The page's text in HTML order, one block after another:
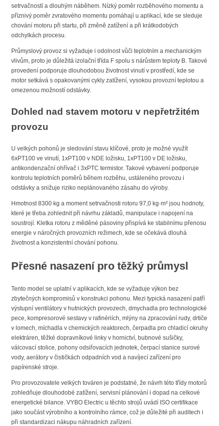
setrvačností a dlouhým náběhem. Nízký poměr rozběhového momentu a
příznivý poměr zvratového momentu pomáhají u aplikací, kde se sleduje
chování motoru při startu, při změně zatížení a při krátkodobých
odchylkách procesu.
Průmyslový provoz si vyžaduje i odolnost vůči teplotním a mechanickým
vlivům, proto je důležitá izolační třída F spolu s nárůstem teploty B. Takové
provedení podporuje dlouhodobou životnost vinutí v prostředí, kde se
motor setkává s opakovanými cykly zatížení, vysokou provozní teplotou a
omezenou možností odstávky.
Dohled nad stavem motoru v nepřetržitém
provozu
U velkých pohonů je sledování stavu klíčové, proto je možné využít
6xPT100 ve vinutí, 1xPT100 v NDE ložisku, 1xPT100 v DE ložisku,
antikondenzační ohřívač i 3xPTC termistor. Takové vybavení podporuje
kontrolu teplotních poměrů během rozběhu, ustáleného provozu i
odstávky a snižuje riziko neplánovaného zásahu do výroby.
Hmotnost 8300 kg a moment setrvačnosti rotoru 97,0 kg·m² jsou hodnoty,
které je třeba zohlednit při návrhu základů, manipulace i napojení na
soustrojí. Kletka rotoru z měděné pásoviny přispívá ke stabilnímu přenosu
energie v náročných provozních režimech, kde se očekává dlouhá
životnost a konzistentní chování pohonu.
Přesné nasazení pro těžký průmysl
Tento model se uplatní v aplikacích, kde se vyžaduje výkon bez
zbytečných kompromisů v konstrukci pohonu. Mezi typická nasazení patří
výstupní ventilátory v hutnických provozech, dmychadla pro technologické
pece, kompresorové sestavy v rafinériích, mlýny na zpracování rudy, drtiče
v lomech, míchadla v chemických reaktorech, čerpadla pro chladicí okruhy
elektráren, těžké dopravníkové linky v hornictví, bubnové sušičky,
válcovací stolice, pohony odsiřovacích jednotek, čerpací stanice surové
vody, aerátory v čističkách odpadních vod a navíjecí zařízení pro
papírenské stroje.
Pro provozovatele velkých továren je podstatné, že návrh této třídy motorů
zohledňuje dlouhodobé zatížení, servisní plánování i dopad na celkové
energetické bilance. VYBO Electric u těchto strojů uvádí ISO certifikace
jako součást výrobního a kontrolního rámce, což je důležité při auditech i
při standardizaci nákupu náhradních zařízení.